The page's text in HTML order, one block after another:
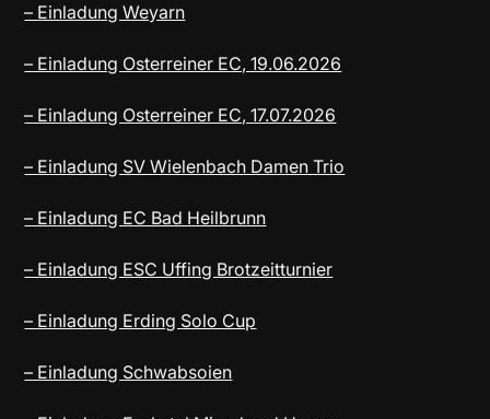
– Einladung Weyarn
– Einladung Osterreiner EC, 19.06.2026
– Einladung Osterreiner EC, 17.07.2026
– Einladung SV Wielenbach Damen Trio
– Einladung EC Bad Heilbrunn
– Einladung ESC Uffing Brotzeitturnier
– Einladung Erding Solo Cup
– Einladung Schwabsoien